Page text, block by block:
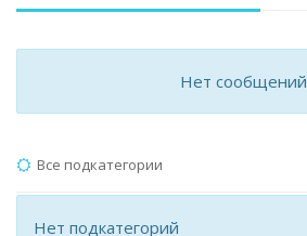
Нет сообщений
Все подкатегории
Нет подкатегорий